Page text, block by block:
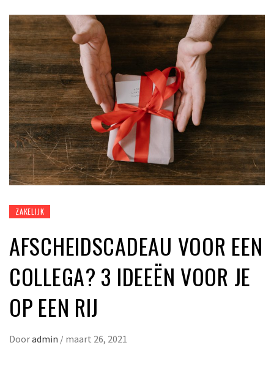
ZAKELIJK
AFSCHEIDSCADEAU VOOR EEN
COLLEGA? 3 IDEEËN VOOR JE
OP EEN RIJ
Dooradmin / maart 26, 2021